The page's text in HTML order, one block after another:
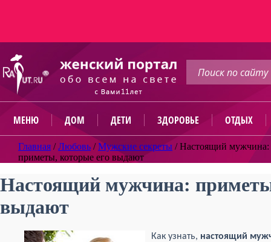
МЕНЮ ДОМ ДЕТИ ЗДОРОВЬЕ ОТДЫХ
Главная /Любовь /Мужские секреты /Настоящий мужчина:
приметы, которые его выдают
Настоящий мужчина:
выдают
Как узнать, настоящий